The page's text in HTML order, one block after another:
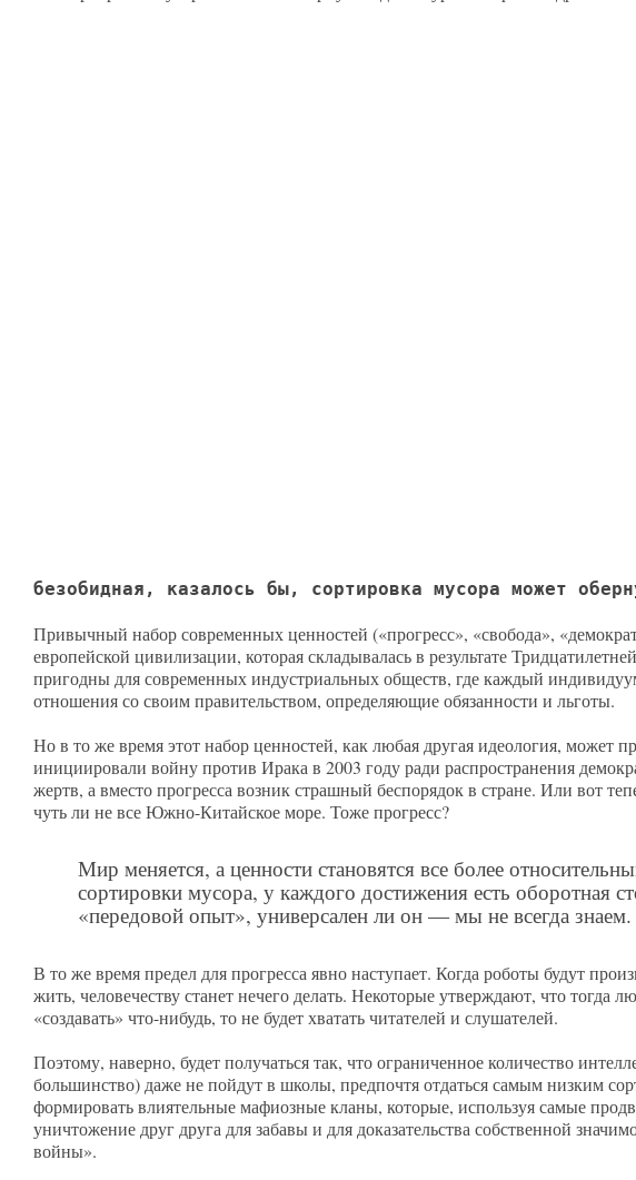
безобидная, казалось бы, сортировка мусора может
Привычный набор современных ценностей («прогресс», «свобода»,
европейской цивилизации, которая складывалась в результате
пригодны для современных индустриальных обществ, где каждый
отношения со своим правительством, определяющие обязанности и льготы.
Но в то же время этот набор ценностей, как любая другая идеология,
инициировали войну против Ирака в 2003 году ради распространения
жертв, а вместо прогресса возник страшный беспорядок в стране. Или вот
чуть ли не все Южно-Китайское море. Тоже прогресс?
Мир меняется, а ценности становятся все более
сортировки мусора, у каждого достижения есть оборотная
«передовой опыт», универсален ли он — мы не всегда знаем.
В то же время предел для прогресса явно наступает. Когда роботы будут
жить, человечеству станет нечего делать. Некоторые утверждают, что тогда
«создавать» что-нибудь, то не будет хватать читателей и слушателей.
Поэтому, наверно, будет получаться так, что ограниченное количество
большинство) даже не пойдут в школы, предпочтя отдаться самым низким
формировать влиятельные мафиозные кланы, которые, используя самые
уничтожение друг друга для забавы и для доказательства собственной
войны».